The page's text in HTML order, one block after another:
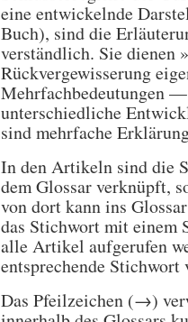
eine entwickelnde
Buch), sind die
verständlich. Sie dienen
Rückvergewisserung
Mehrfachbedeutungen
unterschiedliche
sind mehrfache
In den Artikeln sind die
dem Glossar verknüpft,
von dort kann ins
das Stichwort mit einem
alle Artikel aufgerufen
entsprechende Stichwort
Das Pfeilzeichen (→)